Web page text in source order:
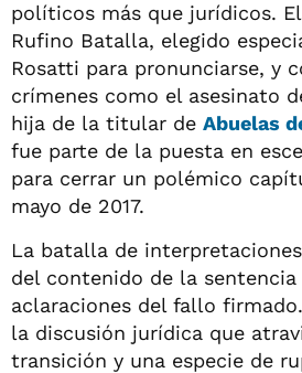
políticos más que jurídicos.
Rufino Batalla, elegido
Rosatti para pronunciarse, y
crímenes como el asesinato
hija de la titular de Abuelas
fue parte de la puesta en
para cerrar un polémico
mayo de 2017.
La batalla de
del contenido de la
aclaraciones del fallo
la discusión jurídica que
transición y una especie de